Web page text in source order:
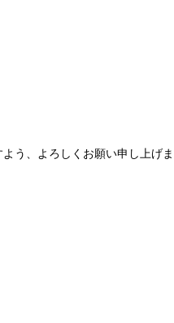
う、よろしくお願い申し上げま